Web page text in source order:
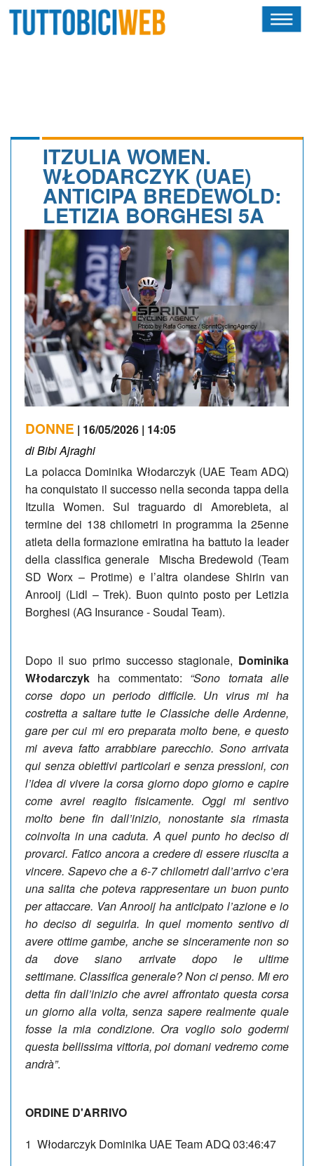
CALENDARIO
ALBI D'ORO
NEWSLETTER
ITZULIA WOMEN.
WŁODARCZYK (UAE)
ANTICIPA BREDEWOLD:
LETIZIA BORGHESI 5A
DONNE | 16/05/2026 | 14:05
di Bibi Ajraghi
La polacca Dominika Włodarczyk (UAE Team ADQ)
ha conquistato il successo nella seconda tappa della
Itzulia Women. Sul traguardo di Amorebieta, al
termine dei 138 chilometri in programma la 25enne
atleta della formazione emiratina ha battuto la leader
della classifica generale
Mischa Bredewold (Team
SD Worx – Protime) e l’altra olandese Shirin van
Anrooij (Lidl – Trek). Buon quinto posto per Letizia
Borghesi (AG Insurance - Soudal Team).
Dopo il suo primo successo stagionale, Dominika
Włodarczyk ha commentato: “Sono tornata alle
corse dopo un periodo difficile. Un virus mi ha
costretta a saltare tutte le Classiche delle Ardenne,
gare per cui mi ero preparata molto bene, e questo
mi aveva fatto arrabbiare parecchio. Sono arrivata
qui senza obiettivi particolari e senza pressioni, con
l’idea di vivere la corsa giorno dopo giorno e capire
come avrei reagito fisicamente. Oggi mi sentivo
molto bene fin dall’inizio, nonostante sia rimasta
coinvolta in una caduta. A quel punto ho deciso di
provarci. Fatico ancora a credere di essere riuscita a
vincere. Sapevo che a 6-7 chilometri dall’arrivo c’era
una salita che poteva rappresentare un buon punto
per attaccare. Van Anrooij ha anticipato l’azione e io
ho deciso di seguirla. In quel momento sentivo di
avere ottime gambe, anche se sinceramente non so
da dove siano arrivate dopo le ultime
settimane. Classifica generale? Non ci penso. Mi ero
detta fin dall’inizio che avrei affrontato questa corsa
un giorno alla volta, senza sapere realmente quale
fosse la mia condizione. Ora voglio solo godermi
questa bellissima vittoria, poi domani vedremo come
andrà”.
ORDINE D'ARRIVO
1 Włodarczyk Dominika UAE Team ADQ03:46:47